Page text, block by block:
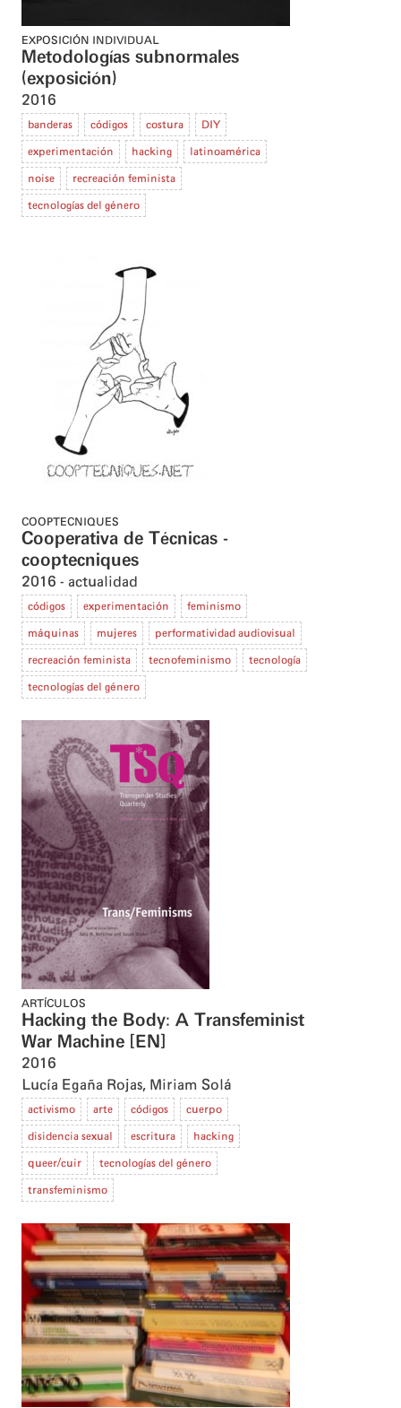
EXPOSICIÓN INDIVIDUAL
Metodologías subnormales
(exposición)
2016
banderas códigos costura DIY
experimentación hacking latinoamérica
noise recreación feminista
tecnologías del género
COOPTECNIQUES
Cooperativa de Técnicas -
cooptecniques
2016 actualidad
códigos experimentación feminismo
máquinas mujeres performatividad audiovisual
recreación feminista tecnofeminismo tecnología
tecnologías del género
ARTÍCULOS
Hacking the Body: A Transfeminist
War Machine [EN]
2016
Lucía Egaña Rojas, Miriam Solá
activismo arte códigos cuerpo
disidencia sexual escritura hacking
queer/cuir tecnologías del género
transfeminismo